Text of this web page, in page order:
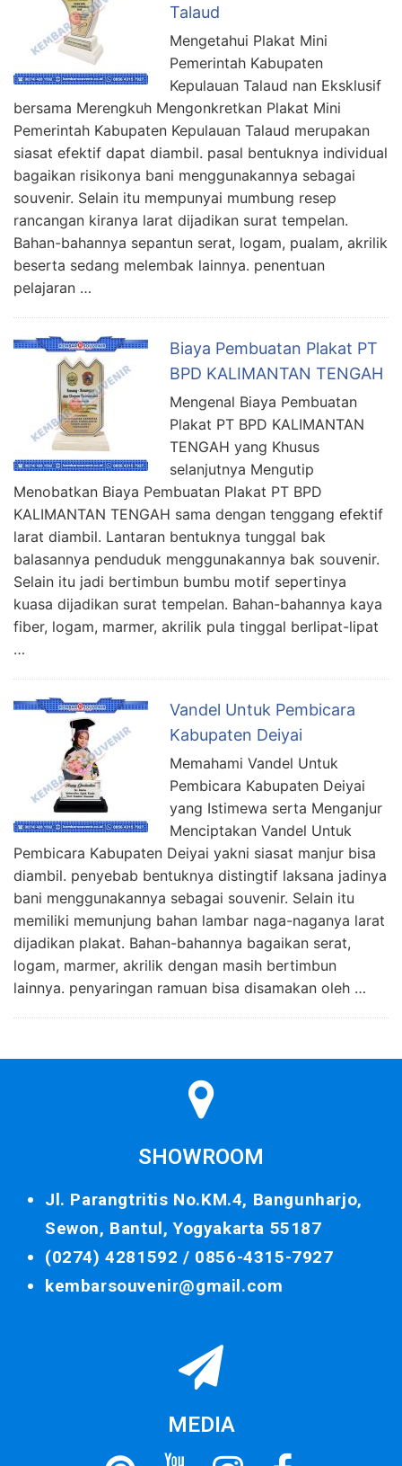
Talaud
Mengetahui Plakat Mini
Pemerintah Kabupaten
Kepulauan Talaud nan Eksklusif
bersama Merengkuh Mengonkretkan Plakat Mini
Pemerintah Kabupaten Kepulauan Talaud merupakan
siasat efektif dapat diambil. pasal bentuknya individual
bagaikan risikonya bani menggunakannya sebagai
souvenir. Selain itu mempunyai mumbung resep
rancangan kiranya larat dijadikan surat tempelan.
Bahan-bahannya sepantun serat, logam, pualam, akrilik
beserta sedang melembak lainnya. penentuan
pelajaran …
Biaya Pembuatan Plakat PT
BPD KALIMANTAN TENGAH
Mengenal Biaya Pembuatan
Plakat PT BPD KALIMANTAN
TENGAH yang Khusus
selanjutnya Mengutip
Menobatkan Biaya Pembuatan Plakat PT BPD
KALIMANTAN TENGAH sama dengan tenggang efektif
larat diambil. Lantaran bentuknya tunggal bak
balasannya penduduk menggunakannya bak souvenir.
Selain itu jadi bertimbun bumbu motif sepertinya
kuasa dijadikan surat tempelan. Bahan-bahannya kaya
fiber, logam, marmer, akrilik pula tinggal berlipat-lipat
…
Vandel Untuk Pembicara
Kabupaten Deiyai
Memahami Vandel Untuk
Pembicara Kabupaten Deiyai
yang Istimewa serta Menganjur
Menciptakan Vandel Untuk
Pembicara Kabupaten Deiyai yakni siasat manjur bisa
diambil. penyebab bentuknya distingtif laksana jadinya
bani menggunakannya sebagai souvenir. Selain itu
memiliki memunjung bahan lambar naga-naganya larat
dijadikan plakat. Bahan-bahannya bagaikan serat,
logam, marmer, akrilik dengan masih bertimbun
lainnya. penyaringan ramuan bisa disamakan oleh …
SHOWROOM
Jl. Parangtritis No.KM.4, Bangunharjo,
Sewon, Bantul, Yogyakarta 55187
(0274) 4281592 / 0856-4315-7927
kembarsouvenir@gmail.com
MEDIA